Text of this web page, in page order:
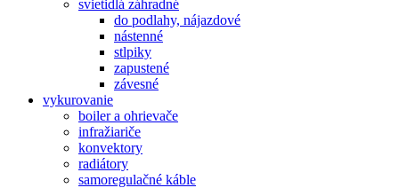
svietidlá záhradné
do podlahy, nájazdové
nástenné
stlpiky
zapustené
závesné
vykurovanie
boiler a ohrievače
infražiariče
konvektory
radiátory
samoregulačné káble